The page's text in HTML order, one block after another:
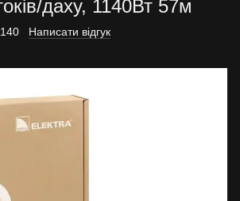
даху, 1140Вт 57м
Написати відгук